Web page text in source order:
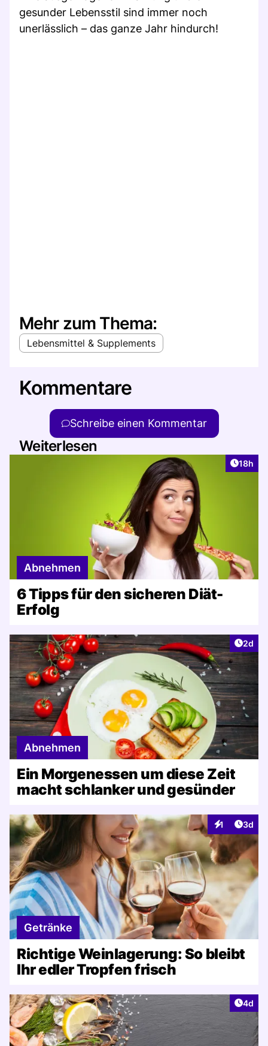
gesunder Lebensstil sind immer noch
unerlässlich – das ganze Jahr hindurch!
Mehr zum Thema:
Lebensmittel & Supplements
Kommentare
Schreibe einen Kommentar
Weiterlesen
Artikel
18h
Abnehmen
6 Tipps für den sicheren Diät-
Erfolg
2d
Abnehmen
Ein Morgenessen um diese Zeit
macht schlanker und gesünder
1
Interaktionen
3d
Getränke
Richtige Weinlagerung: So bleibt
Ihr edler Tropfen frisch
4d